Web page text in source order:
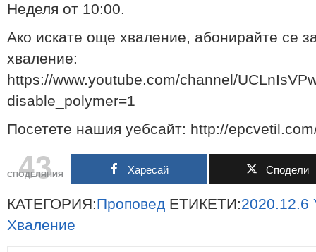
Неделя от 10:00.
Ако искате още хваление, абонирайте се
хваление:
https://www.youtube.com/channel/
disable_polymer=1
Посетете нашия уебсайт: http://
43
СПОДЕЛЯНИЯ Харесай Сподели
КАТЕГОРИЯ:Проповед ЕТИКЕТИ:2020.12.6
Хваление